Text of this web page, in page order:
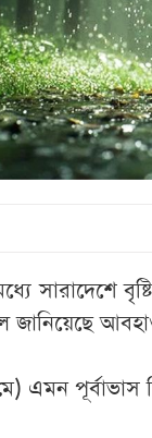
সারাদেশে
জানিয়েছে
এমন পূর্বাভাস